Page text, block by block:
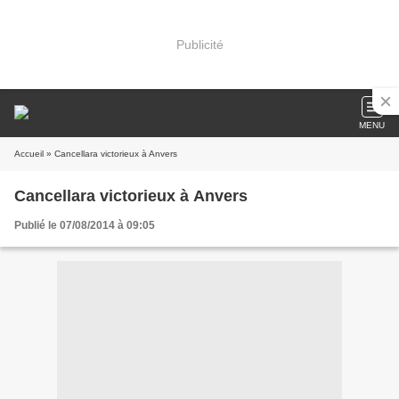
Publicité
MENU
Accueil » Cancellara victorieux à Anvers
Cancellara victorieux à Anvers
Publié le 07/08/2014 à 09:05